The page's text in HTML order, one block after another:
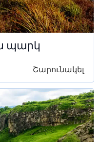
պարկ
Շարունակել